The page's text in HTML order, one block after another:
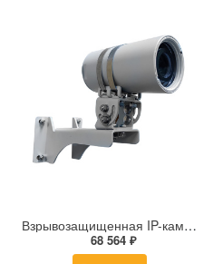
Взрывозащищенная IP-камера Релион-Exd-М-50-ИК-IP4Мп3.6mm-PoE-TR
68 564 ₽